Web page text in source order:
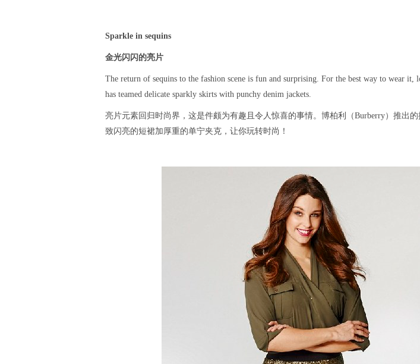
Sparkle in sequins
金光闪闪的亮片
The return of sequins to the fashion scene is fun and surprising. For the best way to wear it,
has teamed delicate sparkly skirts with punchy denim jackets.
亮片元素回归时尚界，这是件颇为有趣且令人惊喜的事情。博柏利（Burberry）推出
致闪亮的短裙加厚重的单宁夹克，让你玩转时尚！